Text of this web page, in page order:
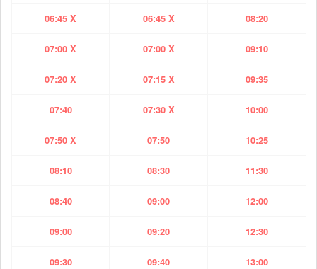
06:45 X 06:45 X 08:20
07:00 X 07:00 X 09:10
07:20 X 07:15 X 09:35
07:40 07:30 X 10:00
07:50 X 07:50 10:25
08:10 08:30 11:30
08:40 09:00 12:00
09:00 09:20 12:30
09:30 09:40 13:00